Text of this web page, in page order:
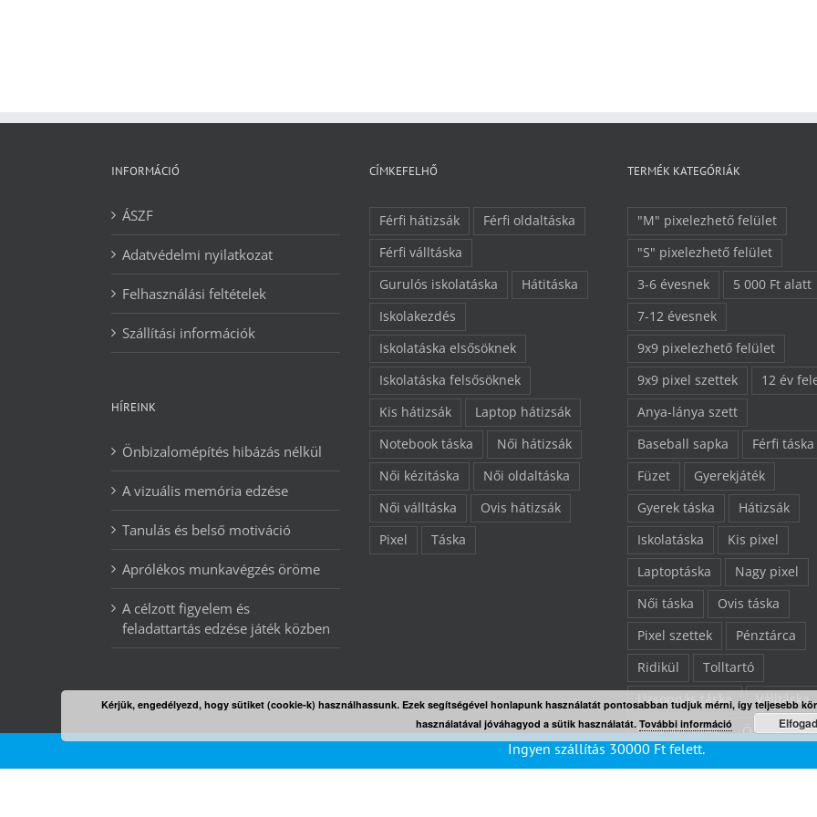
INFORMÁCIÓ
ÁSZF
Adatvédelmi nyilatkozat
Felhasználási feltételek
Szállítási információk
HÍREINK
Önbizalomépítés hibázás nélkül
A vizuális memória edzése
Tanulás és belső motiváció
Aprólékos munkavégzés öröme
A célzott figyelem és
feladattartás edzése játék közben
CÍMKEFELHŐ
Férfi hátizsák
Férfi oldaltáska
Férfi válltáska
Gurulós iskolatáska
Hátitáska
Iskolakezdés
Iskolatáska elsősöknek
Iskolatáska felsősöknek
Kis hátizsák
Laptop hátizsák
Notebook táska
Női hátizsák
Női kézitáska
Női oldaltáska
Női válltáska
Ovis hátizsák
Pixel
Táska
TERMÉK KATEGÓRIÁK
"M" pixelezhető felület
"S" pixelezhető felület
3-6 évesnek
5 000 Ft alatt
7-12 évesnek
9x9 pixelezhető felület
9x9 pixel szettek
12 év
Anya-lánya szett
Baseball sapka
Férfi táska
Füzet
Gyerekjáték
Gyerek táska
Hátizsák
Iskolatáska
Kis pixel
Laptoptáska
Nagy pixel
Női táska
Ovis táska
Pixel szettek
Pénztárca
Ridikül
Tolltartó
Uzsonnás táska
Válltáska
Végkiárusítás
Összes
Ingyen szállítás 30000 Ftfelett.
Kérjük, engedélyezd, hogy sütiket (cookie-k) használhassunk. Ezek segítségével honlapunk használatát pontosabban tudjuk mérni, így teljesebb
használatával jóváhagyod a sütik használatát. További információ Elfogad